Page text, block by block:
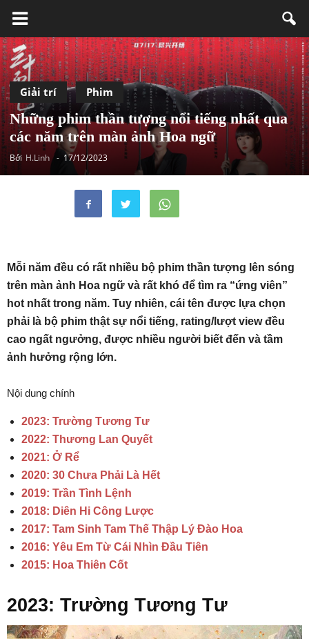
Giải trí Phim
Những phim thần tượng nổi tiếng nhất qua
các năm trên màn ảnh Hoa ngữ
Bởi H.Linh - 17/12/2023
Mỗi năm đều có rất nhiều bộ phim thần tượng lên sóng
trên màn ảnh Hoa ngữ và rất khó để tìm ra “ứng viên”
hot nhất trong năm. Tuy nhiên, cái tên được lựa chọn
phải là bộ phim thật sự nổi tiếng, rating/lượt view đều
cao ngất ngưởng, được nhiều người biết đến và tầm
ảnh hưởng rộng lớn.
Nội dung chính
2023: Trường Tương Tư
2022: Thương Lan Quyết
2021: Ở Rể
2020: 30 Chưa Phải Là Hết
2019: Trần Tình Lệnh
2018: Diên Hi Công Lược
2017: Tam Sinh Tam Thế Thập Lý Đào Hoa
2016: Yêu Em Từ Cái Nhìn Đầu Tiên
2015: Hoa Thiên Cốt
2023: Trường Tương Tư